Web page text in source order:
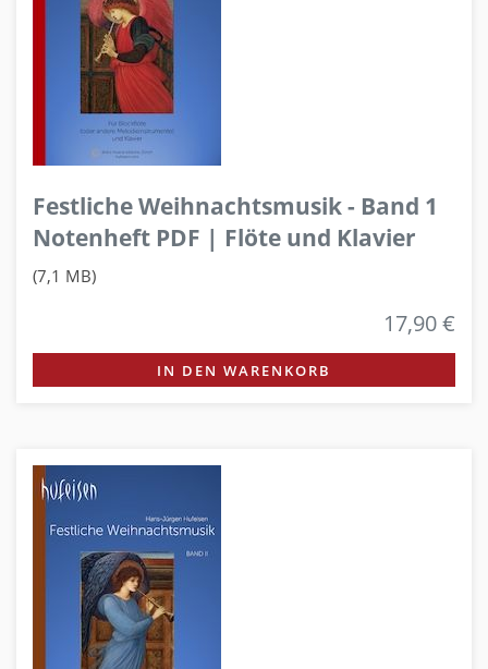
Festliche Weihnachtsmusik - Band 1
Notenheft PDF | Flöte und Klavier
(7,1 MB)
17,90 €
IN DEN WARENKORB